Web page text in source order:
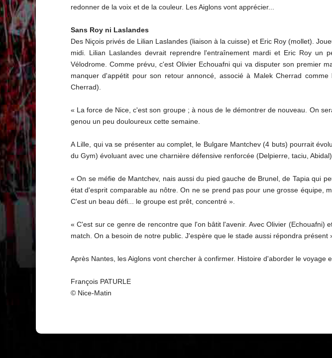
redonner de la voix et de la couleur. Les Aiglons vont apprécier...
Sans Roy ni Laslandes
Des Niçois privés de Lilian Laslandes (liaison à la cuisse) et Eric Roy (mollet).
midi. Lilian Laslandes devrait reprendre l'entraînement mardi et Eric Roy
Vélodrome. Comme prévu, c'est Olivier Echouafni qui va disputer son premier
manquer d'appétit pour son retour annoncé, associé à Malek Cherrad
Cherrad).
« La force de Nice, c'est son groupe ; à nous de le démontrer de nouveau. On
genou un peu douloureux cette semaine.
A Lille, qui va se présenter au complet, le Bulgare Mantchev (4 buts) pourrait
du Gym) évoluant avec une charnière défensive renforcée (Delpierre, taciu, Abidal).
« On se méfie de Mantchev, nais aussi du pied gauche de Brunel, de Tapia qui
état d'esprit comparable au nôtre. On ne se prend pas pour une grosse équipe,
C'est un beau défi... le groupe est prêt, concentré ».
« C'est sur ce genre de rencontre que l'on bâtit l'avenir. Avec Olivier
match. On a besoin de notre public. J'espère que le stade aussi répondra présent
Après Nantes, les Aiglons vont chercher à confirmer. Histoire d'aborder le voyage
François PATURLE
© Nice-Matin